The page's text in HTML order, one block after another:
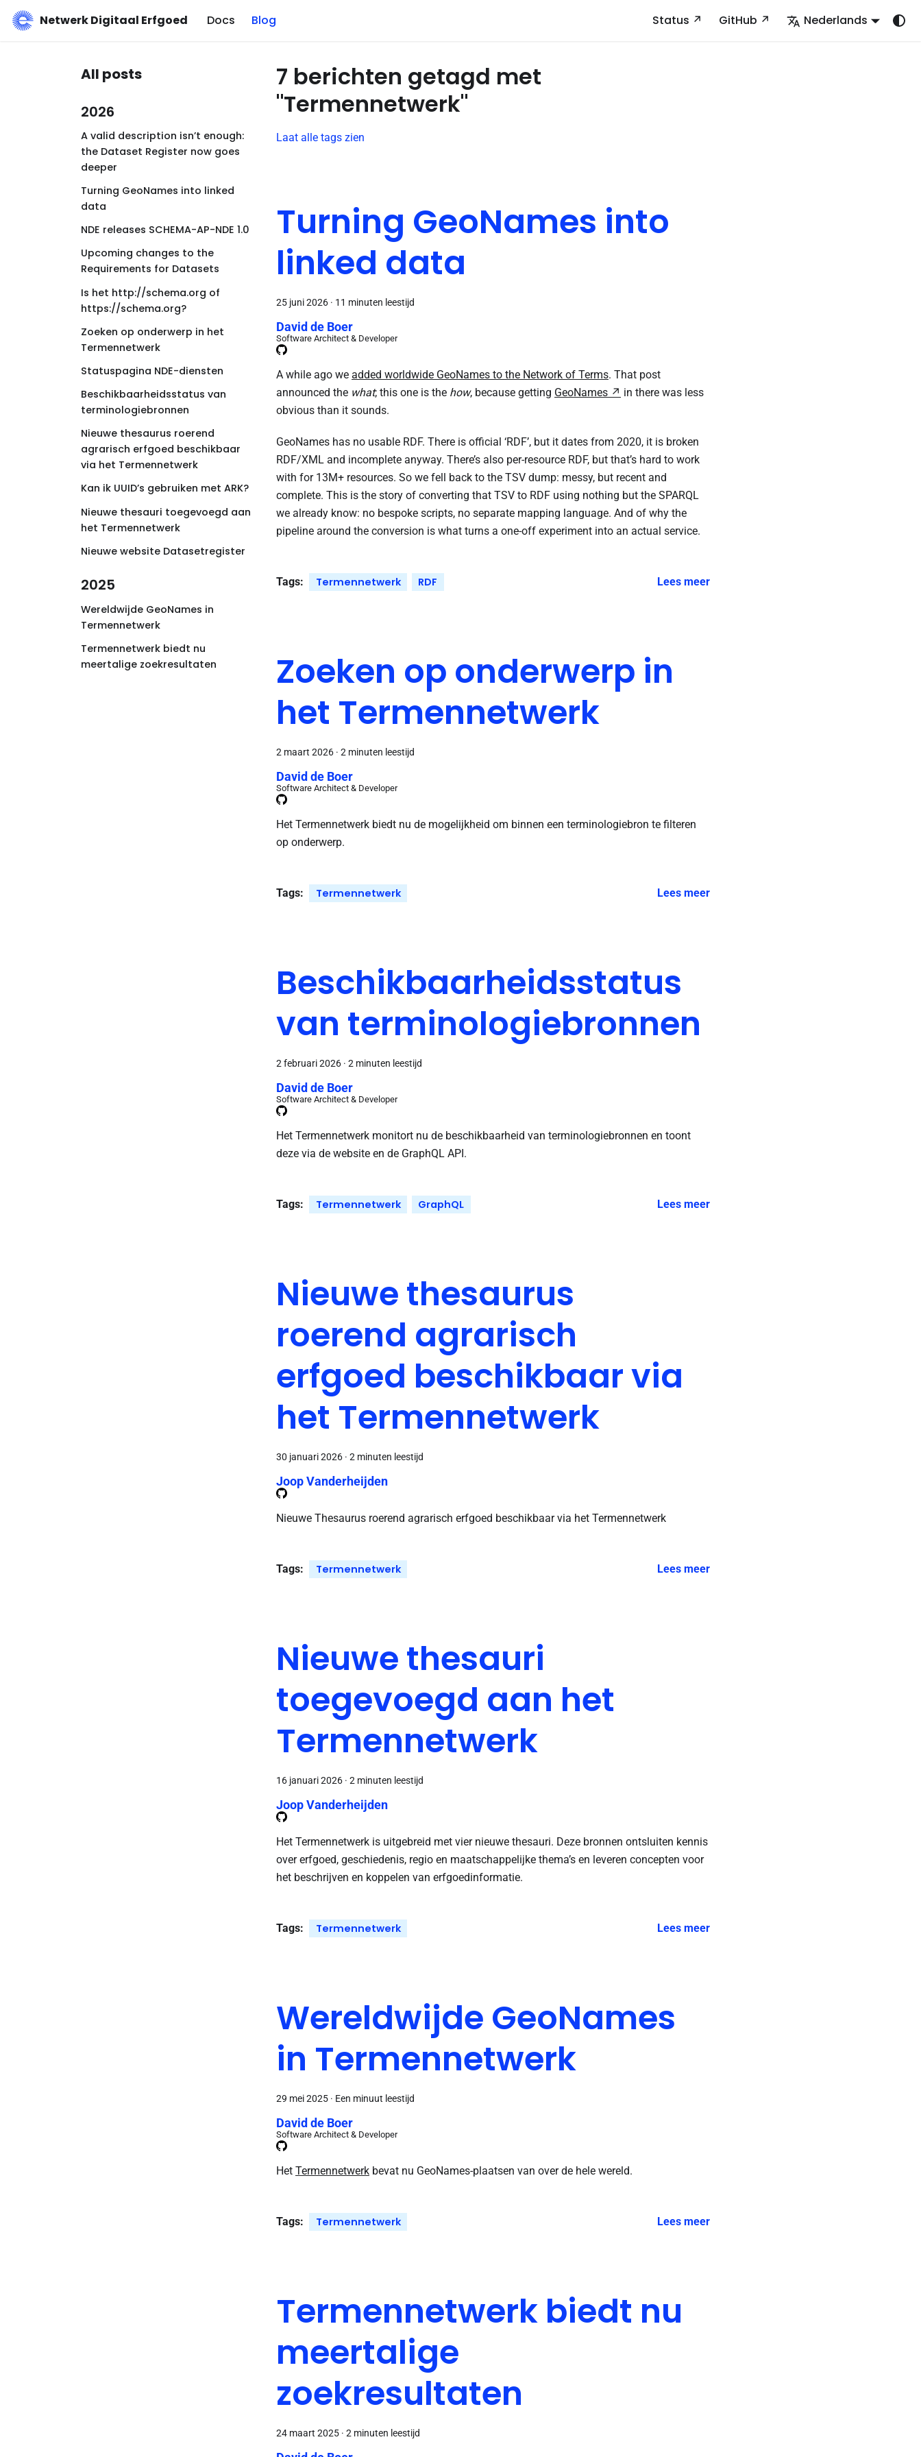
Netwerk Digitaal Erfgoed Docs Blog Status GitHub Nederlands
All posts
2026
A valid description isn’t enough:
the Dataset Register now goes
deeper
Turning GeoNames into linked
data
NDE releases SCHEMA-AP-NDE 1.0
Upcoming changes to the
Requirements for Datasets
Is het http://schema.org of
https://schema.org?
Zoeken op onderwerp in het
Termennetwerk
Statuspagina NDE-diensten
Beschikbaarheidsstatus van
terminologiebronnen
Nieuwe thesaurus roerend
agrarisch erfgoed beschikbaar
via het Termennetwerk
Kan ik UUID’s gebruiken met ARK?
Nieuwe thesauri toegevoegd aan
het Termennetwerk
Nieuwe website Datasetregister
2025
Wereldwijde GeoNames in
Termennetwerk
Termennetwerk biedt nu
meertalige zoekresultaten
7 berichten getagd met
"Termennetwerk"
Laat alle tags zien
Turning GeoNames into
linked data
25 juni 2026 · 11 minuten leestijd
David de Boer
Software Architect & Developer
A while ago we added worldwide GeoNames to the Network of Terms. That post
announced the what; this one is the how, because getting GeoNames
in there was less
obvious than it sounds.
GeoNames has no usable RDF. There is official ‘RDF’, but it dates from 2020, it is broken
RDF/XML and incomplete anyway. There’s also per-resource RDF, but that’s hard to work
with for 13M+ resources. So we fell back to the TSV dump: messy, but recent and
complete. This is the story of converting that TSV to RDF using nothing but the SPARQL
we already know: no bespoke scripts, no separate mapping language. And of why the
pipeline around the conversion is what turns a one-off experiment into an actual service.
Tags: Termennetwerk RDF Lees meer
Zoeken op onderwerp in
het Termennetwerk
2 maart 2026 · 2 minuten leestijd
David de Boer
Software Architect & Developer
Het Termennetwerk biedt nu de mogelijkheid om binnen een terminologiebron te filteren
op onderwerp.
Tags: Termennetwerk Lees meer
Beschikbaarheidsstatus
van terminologiebronnen
2 februari 2026 · 2 minuten leestijd
David de Boer
Software Architect & Developer
Het Termennetwerk monitort nu de beschikbaarheid van terminologiebronnen en toont
deze via de website en de GraphQL API.
Tags: Termennetwerk GraphQL Lees meer
Nieuwe thesaurus
roerend agrarisch
erfgoed beschikbaar via
het Termennetwerk
30 januari 2026 · 2 minuten leestijd
Joop Vanderheijden
Nieuwe Thesaurus roerend agrarisch erfgoed beschikbaar via het Termennetwerk
Tags: Termennetwerk Lees meer
Nieuwe thesauri
toegevoegd aan het
Termennetwerk
16 januari 2026 · 2 minuten leestijd
Joop Vanderheijden
Het Termennetwerk is uitgebreid met vier nieuwe thesauri. Deze bronnen ontsluiten kennis
over erfgoed, geschiedenis, regio en maatschappelijke thema’s en leveren concepten voor
het beschrijven en koppelen van erfgoedinformatie.
Tags: Termennetwerk Lees meer
Wereldwijde GeoNames
in Termennetwerk
29 mei 2025 · Een minuut leestijd
David de Boer
Software Architect & Developer
Het Termennetwerk bevat nu GeoNames-plaatsen van over de hele wereld.
Tags: Termennetwerk Lees meer
Termennetwerk biedt nu
meertalige
zoekresultaten
24 maart 2025 · 2 minuten leestijd